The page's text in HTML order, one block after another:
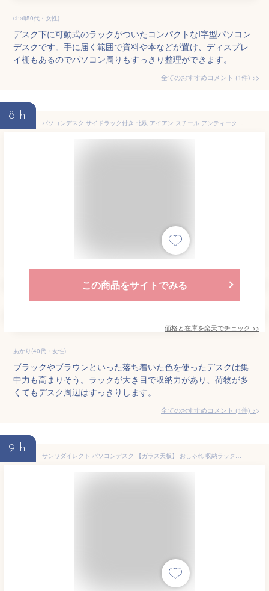
chai(50代・女性)
デスク下に可動式のラックがついたコンパクトなI字型パソコン
デスクです。手に届く範囲で資料や本などが置け、ディスプレ
イ棚もあるのでパソコン周りもすっきり整理ができます。
全てのおすすめコメント (1件) >
8th
パソコンデスク サイドラック付き 北欧 アイアン スチール アンティーク PCデスク パソコン机 パソコン台 ライティングデスク 上置棚 棚付き 木製 幅120cm おしゃれ シンプル 送料無料
この商品をサイトでみる
価格と在庫を楽天でチェック >>
あかり(40代・女性)
ブラックやブラウンといった落ち着いた色を使ったデスクは集
中力も高まりそう。ラックが大き目で収納力があり、荷物が多
くてもデスク周辺はすっきりします。
全てのおすすめコメント (1件) >
9th
サンワダイレクト パソコンデスク 【ガラス天板】 おしゃれ 収納ラック付 120cm幅 PCデスク 在宅勤務 ブラック 100-DESK084BK